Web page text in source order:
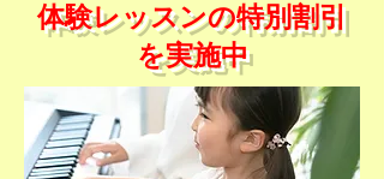
体験レッスンの特別割引
を実施中